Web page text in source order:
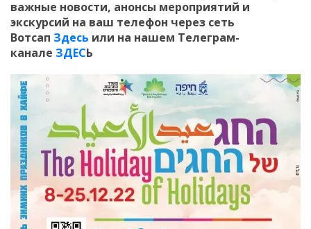
важные новости, анонсы мероприятий и
экскурсий на ваш телефон через сеть
Вотсап Здесь или на нашем Телеграм-
канале ЗДЕСЬ